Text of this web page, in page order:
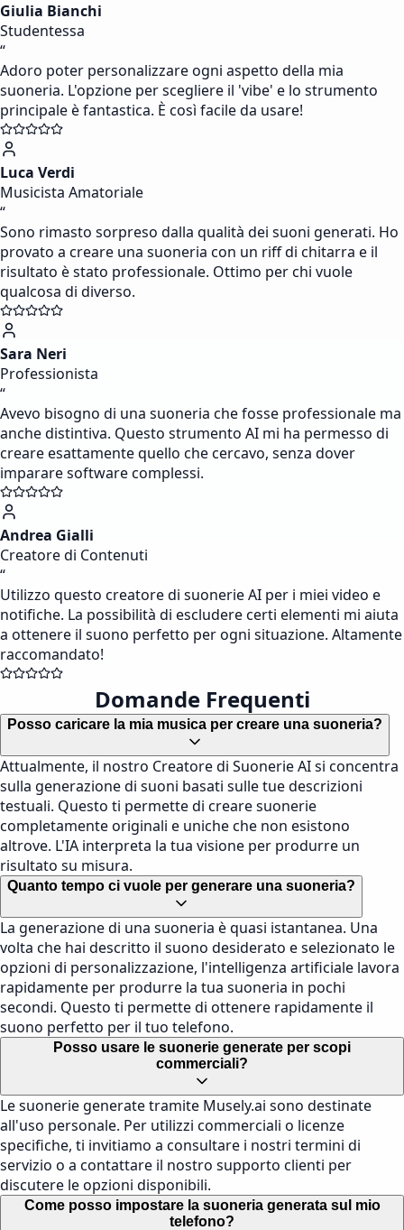
Giulia Bianchi
Studentessa
“
Adoro poter personalizzare ogni aspetto della mia
suoneria. L'opzione per scegliere il 'vibe' e lo strumento
principale è fantastica. È così facile da usare!
Luca Verdi
Musicista Amatoriale
“
Sono rimasto sorpreso dalla qualità dei suoni generati. Ho
provato a creare una suoneria con un riff di chitarra e il
risultato è stato professionale. Ottimo per chi vuole
qualcosa di diverso.
Sara Neri
Professionista
“
Avevo bisogno di una suoneria che fosse professionale ma
anche distintiva. Questo strumento AI mi ha permesso di
creare esattamente quello che cercavo, senza dover
imparare software complessi.
Andrea Gialli
Creatore di Contenuti
“
Utilizzo questo creatore di suonerie AI per i miei video e
notifiche. La possibilità di escludere certi elementi mi aiuta
a ottenere il suono perfetto per ogni situazione. Altamente
raccomandato!
Domande Frequenti
Posso caricare la mia musica per creare una suoneria?
Attualmente, il nostro Creatore di Suonerie AI si concentra
sulla generazione di suoni basati sulle tue descrizioni
testuali. Questo ti permette di creare suonerie
completamente originali e uniche che non esistono
altrove. L'IA interpreta la tua visione per produrre un
risultato su misura.
Quanto tempo ci vuole per generare una suoneria?
La generazione di una suoneria è quasi istantanea. Una
volta che hai descritto il suono desiderato e selezionato le
opzioni di personalizzazione, l'intelligenza artificiale lavora
rapidamente per produrre la tua suoneria in pochi
secondi. Questo ti permette di ottenere rapidamente il
suono perfetto per il tuo telefono.
Posso usare le suonerie generate per scopi
commerciali?
Le suonerie generate tramite Musely.ai sono destinate
all'uso personale. Per utilizzi commerciali o licenze
specifiche, ti invitiamo a consultare i nostri termini di
servizio o a contattare il nostro supporto clienti per
discutere le opzioni disponibili.
Come posso impostare la suoneria generata sul mio
telefono?